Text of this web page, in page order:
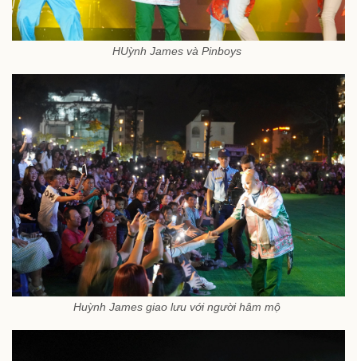
HUỳnh James và Pinboys
Huỳnh James giao lưu với người hâm mộ